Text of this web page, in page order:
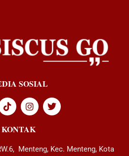
SOSIAL
KONTAK
Menteng, Kec. Menteng, Kota